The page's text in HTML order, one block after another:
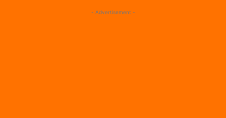
- Advertisement -